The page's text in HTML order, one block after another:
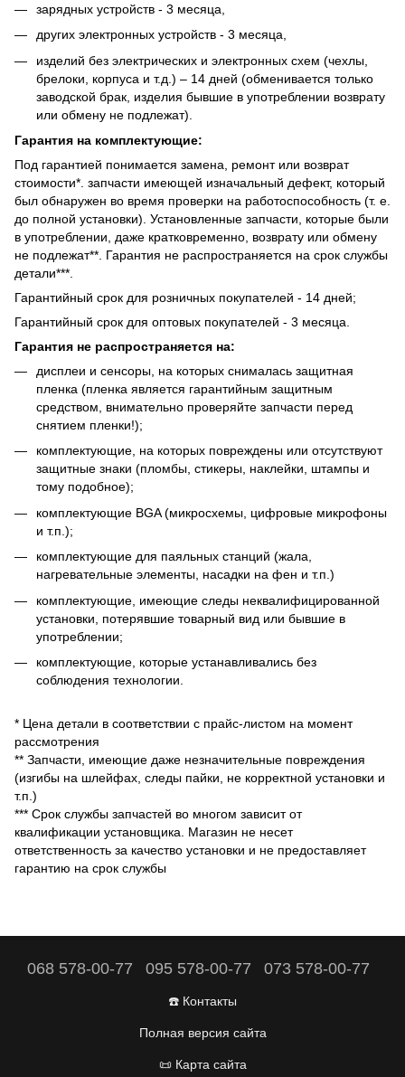
зарядных устройств - 3 месяца,
других электронных устройств - 3 месяца,
изделий без электрических и электронных схем (чехлы,
брелоки, корпуса и т.д.) – 14 дней (обменивается только
заводской брак, изделия бывшие в употреблении возврату
или обмену не подлежат).
Гарантия на комплектующие:
Под гарантией понимается замена, ремонт или возврат
стоимости*. запчасти имеющей изначальный дефект, который
был обнаружен во время проверки на работоспособность (т. е.
до полной установки). Установленные запчасти, которые были
в употреблении, даже кратковременно, возврату или обмену
не подлежат**. Гарантия не распространяется на срок службы
детали***.
Гарантийный срок для розничных покупателей - 14 дней;
Гарантийный срок для оптовых покупателей - 3 месяца.
Гарантия не распространяется на:
дисплеи и сенсоры, на которых снималась защитная
пленка (пленка является гарантийным защитным
средством, внимательно проверяйте запчасти перед
снятием пленки!);
комплектующие, на которых повреждены или отсутствуют
защитные знаки (пломбы, стикеры, наклейки, штампы и
тому подобное);
комплектующие BGA (микросхемы, цифровые микрофоны
и т.п.);
комплектующие для паяльных станций (жала,
нагревательные элементы, насадки на фен и т.п.)
комплектующие, имеющие следы неквалифицированной
установки, потерявшие товарный вид или бывшие в
употреблении;
комплектующие, которые устанавливались без
соблюдения технологии.
* Цена детали в соответствии с прайс-листом на момент
рассмотрения
** Запчасти, имеющие даже незначительные повреждения
(изгибы на шлейфах, следы пайки, не корректной установки и
т.п.)
*** Срок службы запчастей во многом зависит от
квалификации установщика. Магазин не несет
ответственность за качество установки и не предоставляет
гарантию на срок службы
068 578-00-77 095 578-00-77 073 578-00-77
☎️ Контакты
Полная версия сайта
📜 Карта сайта